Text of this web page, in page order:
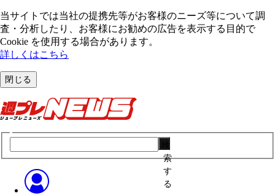
当サイトでは当社の提携先等がお客様のニーズ等について調
査・分析したり、お客様にお勧めの広告を表⽰する⽬的で
Cookie を使⽤する場合があります。
詳しくはこちら
閉じる
索
す
る